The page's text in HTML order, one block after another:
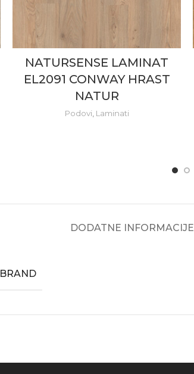
NATURSENSE LAMINAT
EL2091 CONWAY HRAST
NATUR
Podovi Laminati
DODATNE INFORMACIJE
BRAND